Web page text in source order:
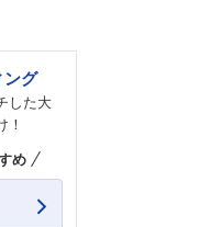
ング
した大
！
め